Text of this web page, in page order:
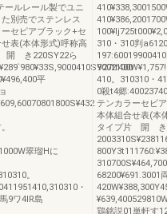
ールレール製でユニ
別売でステンレス
セピアブラック+セ
表(本体形式)呼称高
開 き220SY22ら
平
翠瑠Hに
。
・
9ワ4lR島
310・310判
410。310310・
0殺t4郷
テンカラーセビ
本体組合せ表(本
タイプ片 開 き
鶏銘説01単軒す